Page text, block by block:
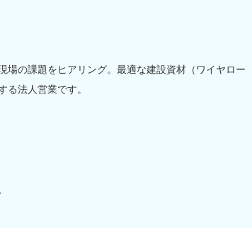
の課題をヒアリング。最適な建設資材（ワイヤロー
る法人営業です。